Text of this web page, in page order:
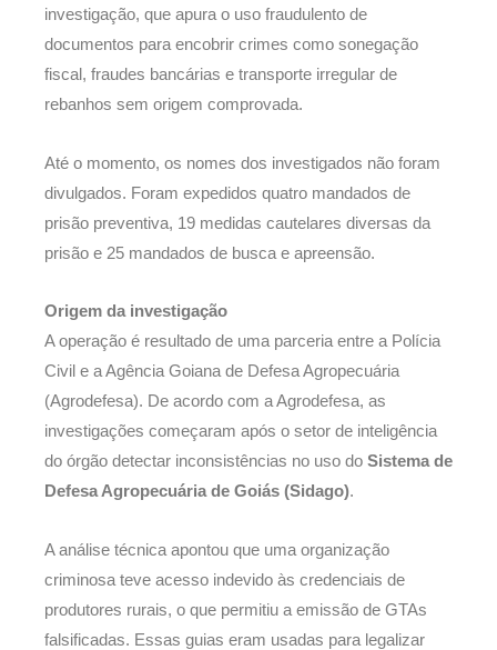
investigação, que apura o uso fraudulento de
documentos para encobrir crimes como sonegação
fiscal, fraudes bancárias e transporte irregular de
rebanhos sem origem comprovada.
Até o momento, os nomes dos investigados não foram
divulgados. Foram expedidos quatro mandados de
prisão preventiva, 19 medidas cautelares diversas da
prisão e 25 mandados de busca e apreensão.
Origem da investigação
A operação é resultado de uma parceria entre a Polícia
Civil e a Agência Goiana de Defesa Agropecuária
(Agrodefesa). De acordo com a Agrodefesa, as
investigações começaram após o setor de inteligência
do órgão detectar inconsistências no uso do Sistema de
Defesa Agropecuária de Goiás (Sidago).
A análise técnica apontou que uma organização
criminosa teve acesso indevido às credenciais de
produtores rurais, o que permitiu a emissão de GTAs
falsificadas. Essas guias eram usadas para legalizar